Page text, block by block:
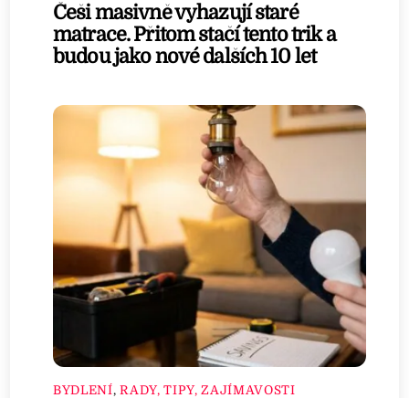
Češi masivně vyhazují staré
matrace. Přitom stačí tento trik a
budou jako nové dalších 10 let
BYDLENÍ,RADY, TIPY, ZAJÍMAVOSTI